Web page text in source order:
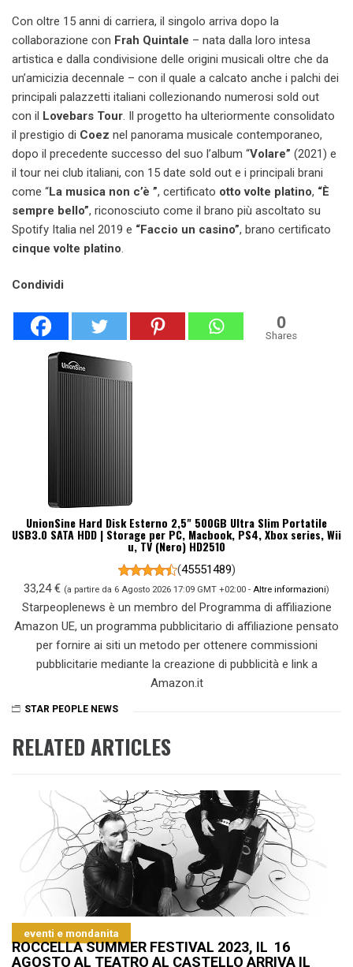
Con oltre 15 anni di carriera, il singolo arriva dopo la
collaborazione con Frah Quintale – nata dalla loro intesa
artistica e dalla condivisione delle origini musicali oltre che da
un’amicizia decennale – con il quale a calcato anche i palchi dei
principali palazzetti italiani collezionando numerosi sold out
con il Lovebars Tour. Il progetto ha ulteriormente consolidato
il prestigio di Coez nel panorama musicale contemporaneo,
dopo il precedente successo del suo l’album “Volare” (2021) e
il tour nei club italiani, con 15 date sold out e i principali brani
come “La musica non c’è ”, certificato otto volte platino, “È
sempre bello”, riconosciuto come il brano più ascoltato su
Spotify Italia nel 2019 e “Faccio un casino”, brano certificato
cinque volte platino.
Condividi
0
Shares
UnionSine Hard Disk Esterno 2,5" 500GB Ultra Slim Portatile
USB3.0 SATA HDD | Storage per PC, Macbook, PS4, Xbox series, Wii
u, TV (Nero) HD2510
(45551489)
33,24 € (a partire da 6 Agosto 2026 17:09 GMT +02:00 - Altre informazioni)
Starpeoplenews è un membro del Programma di affiliazione
Amazon UE, un programma pubblicitario di affiliazione pensato
per fornire ai siti un metodo per ottenere commissioni
pubblicitarie mediante la creazione di pubblicità e link a
Amazon.it
STAR PEOPLE NEWS
RELATED ARTICLES
eventi e mondanita
ROCCELLA SUMMER FESTIVAL 2023, IL 16
AGOSTO AL TEATRO AL CASTELLO ARRIVA IL